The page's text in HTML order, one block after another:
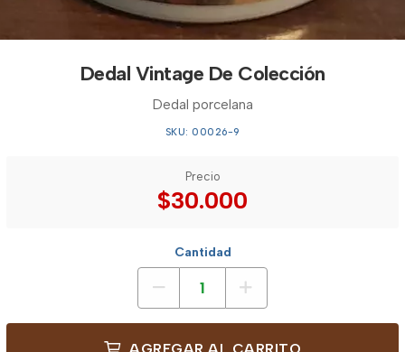
Dedal Vintage De Colección
Dedal porcelana
SKU: 00026-9
Precio
$30.000
Cantidad
AGREGAR AL CARRITO